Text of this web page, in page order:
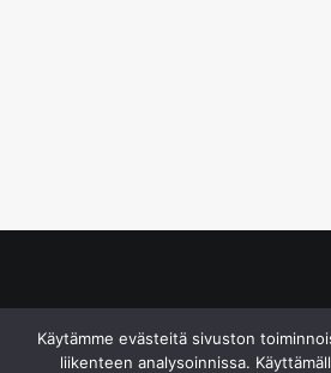
Käytämme evästeitä sivuston
liikenteen analysoinnissa.